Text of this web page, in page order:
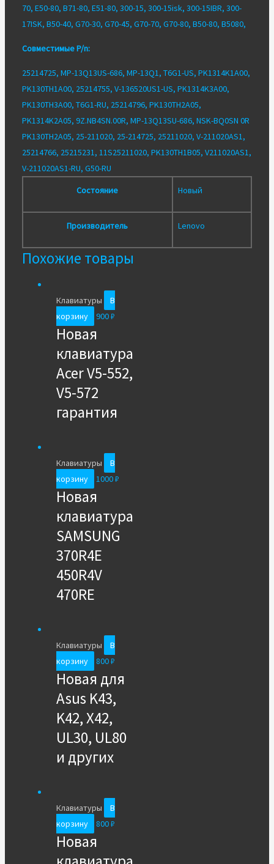
70, E50-80, B71-80, E51-80, 300-15, 300-15isk, 300-15IBR, 300-
17ISK, B50-40, G70-30, G70-45, G70-70, G70-80, B50-80, B5080,
Совместимые P/n:
25214725, MP-13Q13US-686, MP-13Q1, T6G1-US, PK1314K1A00,
PK130TH1A00, 25214755, V-136520US1-US, PK1314K3A00,
PK130TH3A00, T6G1-RU, 25214796, PK130TH2A05,
PK1314K2A05, 9Z.NB4SN.00R, MP-13Q13SU-686, NSK-BQ0SN 0R
PK130TH2A05, 25-211020, 25-214725, 25211020, V-211020AS1,
25214766, 25215231, 11S25211020, PK130TH1B05, V211020AS1,
V-211020AS1-RU, G50-RU
Состояние
Новый
Производитель Lenovo
Похожие товары
Клавиатуры
В
корзину
900₽
Новая
клавиатура
Acer V5-552,
V5-572
гарантия
Клавиатуры
В
корзину
1000₽
Новая
клавиатура
SAMSUNG
370R4E
450R4V
470RE
Клавиатуры
В
корзину
800₽
Новая для
Asus K43,
K42, X42,
UL30, UL80
и других
Клавиатуры
В
корзину
800₽
Новая